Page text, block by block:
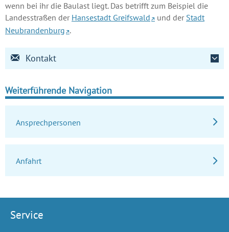
wenn bei ihr die Baulast liegt. Das betrifft zum Beispiel die
Landesstraßen der Hansestadt Greifswald und der Stadt
Neubrandenburg .
Kontakt
Weiterführende Navigation
Ansprechpersonen
Anfahrt
Service